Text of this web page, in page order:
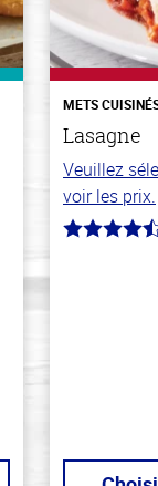
METS
Lasagne
Veuillez
voir les prix.
4.1